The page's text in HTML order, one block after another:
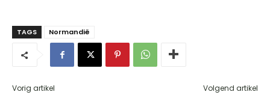
TAGS Normandië
Vorig artikel Volgend artikel